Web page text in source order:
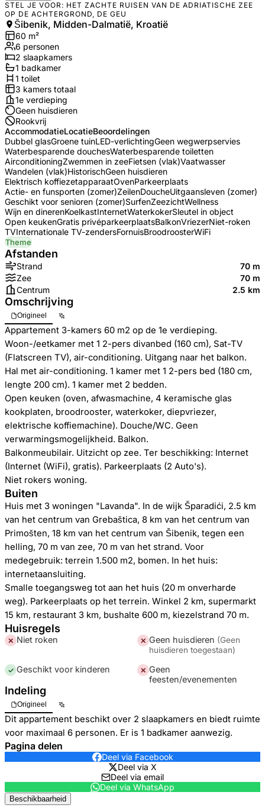
STEL JE VOOR: HET ZACHTE RUISEN VAN DE ADRIATISCHE ZEE
OP DE ACHTERGROND, DE GEU
Šibenik, Midden-Dalmatië, Kroatië
60 m²
6 personen
2 slaapkamers
1 badkamer
1 toilet
3 kamers totaal
1e verdieping
Geen huisdieren
Rookvrij
AccommodatieLocatieBeoordelingen
Dubbel glasGroene tuinLED-verlichtingGeen wegwerpservies
Waterbesparende douchesWaterbesparende toiletten
AirconditioningZwemmen in zeeFietsen (vlak)Vaatwasser
Wandelen (vlak)HistorischGeen huisdieren
Elektrisch koffiezetapparaatOvenParkeerplaats
Actie- en funsporten (zomer)ZeilenDoucheUitgaansleven (zomer)
Geschikt voor senioren (zomer)SurfenZeezichtWellness
Wijn en dinerenKoelkastInternetWaterkokerSleutel in object
Open keukenGratis privéparkeerplaatsBalkonVriezerNiet-roken
TVInternationale TV-zendersFornuisBroodroosterWiFi
Theme
Afstanden
Strand
70 m
Zee
70 m
Centrum
2.5 km
Omschrijving
Origineel
Appartement 3-kamers 60 m2 op de 1e verdieping.
Woon-/eetkamer met 1 2-pers divanbed (160 cm), Sat-TV
(Flatscreen TV), air-conditioning. Uitgang naar het balkon.
Hal met air-conditioning. 1 kamer met 1 2-pers bed (180 cm,
lengte 200 cm). 1 kamer met 2 bedden.
Open keuken (oven, afwasmachine, 4 keramische glas
kookplaten, broodrooster, waterkoker, diepvriezer,
elektrische koffiemachine). Douche/WC. Geen
verwarmingsmogelijkheid. Balkon.
Balkonmeubilair. Uitzicht op zee. Ter beschikking: Internet
(Internet (WiFi), gratis). Parkeerplaats (2 Auto's).
Niet rokers woning.
Buiten
Huis met 3 woningen "Lavanda". In de wijk Šparadići, 2.5 km
van het centrum van Grebaštica, 8 km van het centrum van
Primošten, 18 km van het centrum van Šibenik, tegen een
helling, 70 m van zee, 70 m van het strand. Voor
medegebruik: terrein 1.500 m2, bomen. In het huis:
internetaansluiting.
Smalle toegangsweg tot aan het huis (20 m onverharde
weg). Parkeerplaats op het terrein. Winkel 2 km, supermarkt
15 km, restaurant 3 km, bushalte 600 m, kiezelstrand 70 m.
Huisregels
✕ Niet roken ✕ Geen huisdieren (Geen
huisdieren toegestaan)
✓ Geschikt voor kinderen ✕ Geen
feesten/evenementen
Indeling
Origineel
Dit appartement beschikt over 2 slaapkamers en biedt ruimte
voor maximaal 6 personen. Er is 1 badkamer aanwezig.
Pagina delen
Deel via Facebook
Deel via X
Deel via email
Deel via WhatsApp
Beschikbaarheid